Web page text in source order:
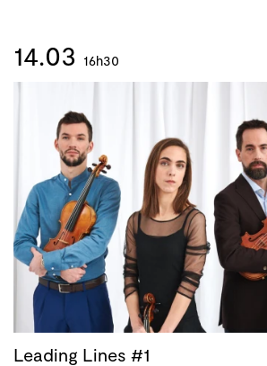
14.03 16h30
Leading Lines #1